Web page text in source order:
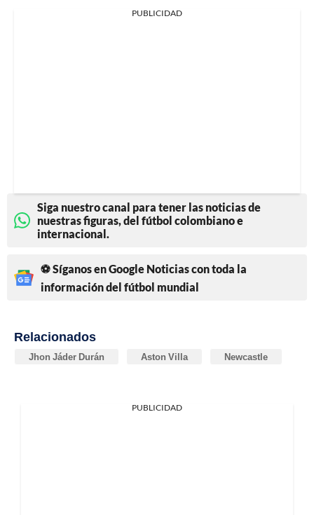
PUBLICIDAD
Siga nuestro canal para tener las noticias de
nuestras figuras, del fútbol colombiano e
internacional.
⚽ Síganos en Google Noticias con toda la
información del fútbol mundial
Relacionados
Jhon Jáder Durán Aston Villa Newcastle
PUBLICIDAD